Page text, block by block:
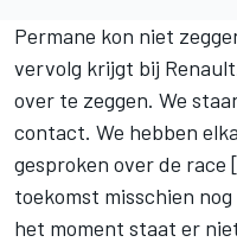
Permane kon niet
vervolg krijgt bij
over te zeggen. We
contact. We hebben
gesproken over de race
toekomst misschien
het moment staat er